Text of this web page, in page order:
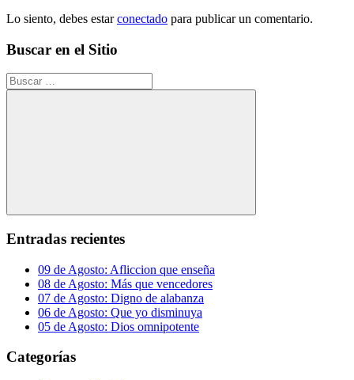
Lo siento, debes estarconectado para publicar un comentario.
Buscar en el Sitio
Buscar:
Buscar
Entradas recientes
09 de Agosto: Afliccion que enseña
08 de Agosto: Más que vencedores
07 de Agosto: Digno de alabanza
06 de Agosto: Que yo disminuya
05 de Agosto: Dios omnipotente
Categorías